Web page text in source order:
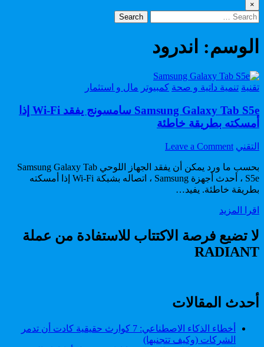
×
Search
for:
الوسم: اندرود
Posted
تقنية تنمية داتية و صحة كمبيوتر مال و استثمار
Samsung Galaxy Tab S5e سامسونج يفقد Wi-Fi إذا
أمسكته بطريقة خاطئة
Author:
التقني Leave a Comment
on
Galaxy
Tab
Fi
إذا
بحسب ما ورد يمكن أن يفقد الجهاز اللوحي Samsung Galaxy Tab
S5e ، أحدث أجهزة Samsung ، اتصاله بشبكة Wi-Fi إذا أمسكته
بطريقة خاطئة. يفيد…
اقرا المزيد
Tab
S5e
سامسونج
إذا
أمسكته
خاطئة
لا تضيع فرصة الاكتتاب للاستفادة من عملة
RADIANT
أحدث المقالات
أخطاء الذكاء الاصطناعي: 7 كوارث حقيقية كادت أن تدمر
الشركات (وكيف تتجنبها)